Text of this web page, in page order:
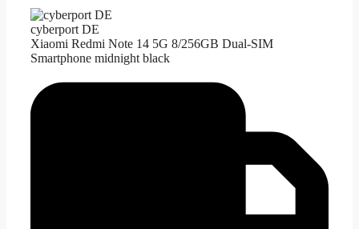
cyberport DE
Xiaomi Redmi Note 14 5G 8/256GB Dual-SIM
Smartphone midnight black